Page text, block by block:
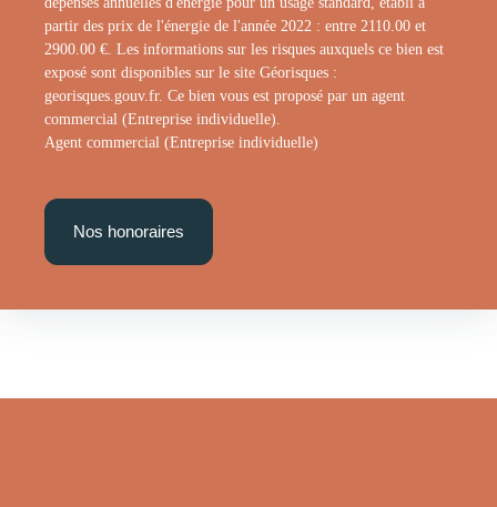
partir des prix de l'énergie de l'année 2022 : entre 2110.00 et
2900.00 €. Les informations sur les risques auxquels ce bien est
exposé sont disponibles sur le site Géorisques :
georisques.gouv.fr. Ce bien vous est proposé par un agent
commercial (Entreprise individuelle).
Agent commercial (Entreprise individuelle)
Nos honoraires